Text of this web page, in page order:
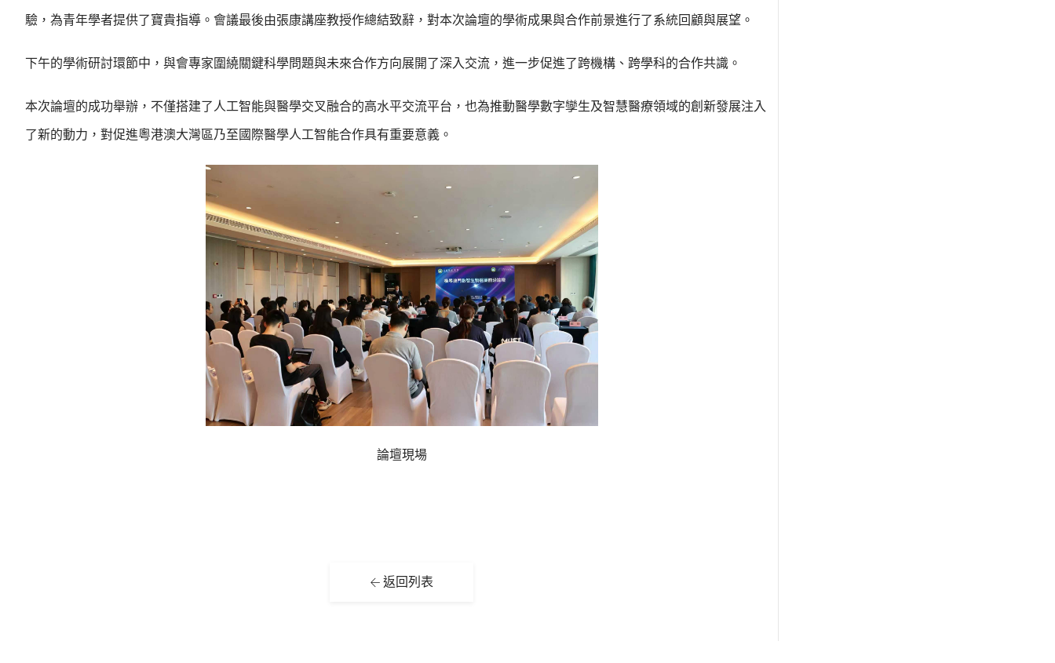
驗，為青年學者提供了寶貴指導。會議最後由張康講座教授作總結致辭，對本次論壇的學術成果與合作前景進行了系統回顧與展望。
下午的學術研討環節中，與會專家圍繞關鍵科學問題與未來合作方向展開了深入交流，進一步促進了跨機構、跨學科的合作共識。
本次論壇的成功舉辦，不僅搭建了人工智能與醫學交叉融合的高水平交流平台，也為推動醫學數字孿生及智慧醫療領域的創新發展注入
了新的動力，對促進粵港澳大灣區乃至國際醫學人工智能合作具有重要意義。
論壇現場
返回列表